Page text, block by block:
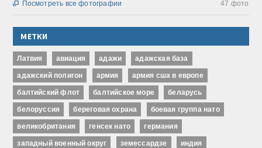
47 фото
 Посмотреть все фотографии
МЕТКИ
Латвия авиация адажи адажская база
адажский полигон армия армия сша в европе
балтийский флот балтийское море беларусь
белоруссия береговая охрана боевая группа нато
великобритания генсек нато германия
западный военный округ земессардзе индия